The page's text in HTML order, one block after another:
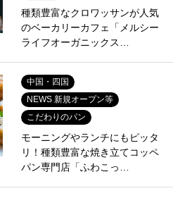
種類豊富なクロワッサンが人気
のベーカリーカフェ「メルシー
ライフオーガニックス…
中国・四国
NEWS 新規オープン等
こだわりのパン
モーニングやランチにもピッタ
リ！種類豊富な焼き立てコッペ
パン専門店「ふわこっ…